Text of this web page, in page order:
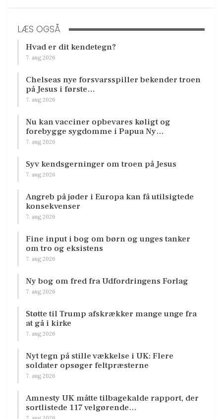
LÆS OGSÅ
Hvad er dit kendetegn?
7. aug 2026
Chelseas nye forsvarsspiller bekender troen
på Jesus i første…
7. aug 2026
Nu kan vacciner opbevares køligt og
forebygge sygdomme i Papua Ny…
7. aug 2026
Syv kendsgerninger om troen på Jesus
7. aug 2026
Angreb på jøder i Europa kan få utilsigtede
konsekvenser
7. aug 2026
Fine input i bog om børn og unges tanker
om tro og eksistens
7. aug 2026
Ny bog om fred fra Udfordringens Forlag
7. aug 2026
Støtte til Trump afskrækker mange unge fra
at gå i kirke
7. aug 2026
Nyt tegn på stille vækkelse i UK: Flere
soldater opsøger feltpræsterne
7. aug 2026
Amnesty UK måtte tilbagekalde rapport, der
sortlistede 117 velgørende…